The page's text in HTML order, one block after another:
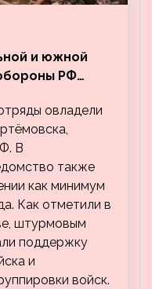
и южной
РФ
овладели
В
также
как минимум
Как отметили в
штурмовым
поддержку
и
войск.